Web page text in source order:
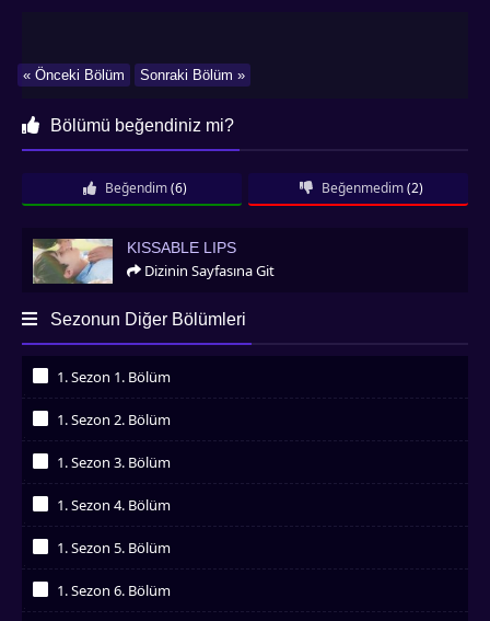
Sonraki Bölüm »
« Önceki Bölüm
Bölümü beğendiniz mi?
Beğendim (6) Beğenmedim (2)
Kissable Lips
KISSABLE LIPS
Dizinin Sayfasına Git
Sezonun Diğer Bölümleri
1. Sezon 1. Bölüm
1. Sezon 2. Bölüm
1. Sezon 3. Bölüm
1. Sezon 4. Bölüm
1. Sezon 5. Bölüm
1. Sezon 6. Bölüm